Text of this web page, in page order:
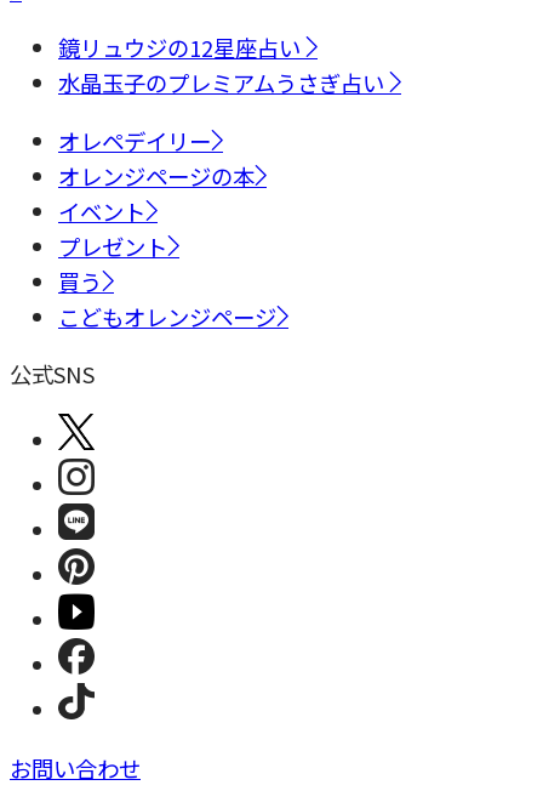
鏡リュウジの12星座占い
水晶玉子のプレミアムうさぎ占い
オレペデイリー
オレンジページの本
イベント
プレゼント
買う
こどもオレンジページ
公式SNS
お問い合わせ